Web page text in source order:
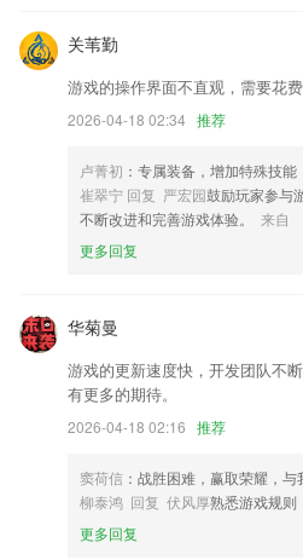
万和城平台下载app更新了什
语音评论：你发声，我记录
摸摸头，每句话都能变成表情包。
添加机器人托管支持
支持批量识别
针对性人脸修复
以上就是万和城平台下载app的介绍，
用商店进行打分评论，说出您的使用经
优化修改。
关苇勤
游戏的操作界面不直观，需要花费
2026-04-18 02:34 推荐
卢菁初 ：专属装备，增加特殊技
崔翠宁 回复 严宏园鼓励玩家参与
不断改进和完善游戏体验。
来自
更多回复
华菊曼
游戏的更新速度快，开发团队不
有更多的期待。
2026-04-18 02:16 推荐
窦荷信 ：战胜困难，赢取荣耀，
柳泰鸿 回复 伏风厚熟悉游戏规则
更多回复